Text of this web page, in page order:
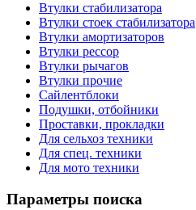
Втулки стабилизатора
Втулки стоек стабилизатора
Втулки амортизаторов
Втулки рессор
Втулки рычагов
Втулки прочие
Сайлентблоки
Подушки, отбойники
Проставки, прокладки
Для сельхоз техники
Для спец. техники
Для мото техники
Параметры поиска